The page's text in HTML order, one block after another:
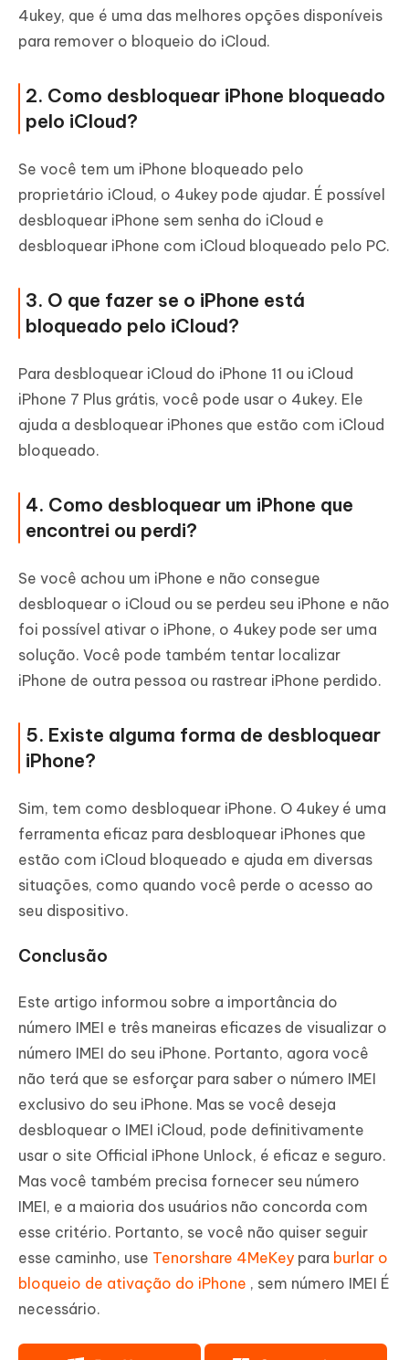
4ukey, que é uma das melhores opções disponíveis
para remover o bloqueio do iCloud.
2. Como desbloquear iPhone bloqueado
pelo iCloud?
Se você tem um iPhone bloqueado pelo
proprietário iCloud, o 4ukey pode ajudar. É possível
desbloquear iPhone sem senha do iCloud e
desbloquear iPhone com iCloud bloqueado pelo PC.
3. O que fazer se o iPhone está
bloqueado pelo iCloud?
Para desbloquear iCloud do iPhone 11 ou iCloud
iPhone 7 Plus grátis, você pode usar o 4ukey. Ele
ajuda a desbloquear iPhones que estão com iCloud
bloqueado.
4. Como desbloquear um iPhone que
encontrei ou perdi?
Se você achou um iPhone e não consegue
desbloquear o iCloud ou se perdeu seu iPhone e não
foi possível ativar o iPhone, o 4ukey pode ser uma
solução. Você pode também tentar localizar
iPhone de outra pessoa ou rastrear iPhone perdido.
5. Existe alguma forma de desbloquear
iPhone?
Sim, tem como desbloquear iPhone. O 4ukey é uma
ferramenta eficaz para desbloquear iPhones que
estão com iCloud bloqueado e ajuda em diversas
situações, como quando você perde o acesso ao
seu dispositivo.
Conclusão
Este artigo informou sobre a importância do
número IMEI e três maneiras eficazes de visualizar o
número IMEI do seu iPhone. Portanto, agora você
não terá que se esforçar para saber o número IMEI
exclusivo do seu iPhone. Mas se você deseja
desbloquear o IMEI iCloud, pode definitivamente
usar o site Official iPhone Unlock, é eficaz e seguro.
Mas você também precisa fornecer seu número
IMEI, e a maioria dos usuários não concorda com
esse critério. Portanto, se você não quiser seguir
esse caminho, use Tenorshare 4MeKey para burlar o
bloqueio de ativação do iPhone , sem número IMEI É
necessário.